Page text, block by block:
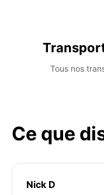
Tous nos
Ce que
Nick D